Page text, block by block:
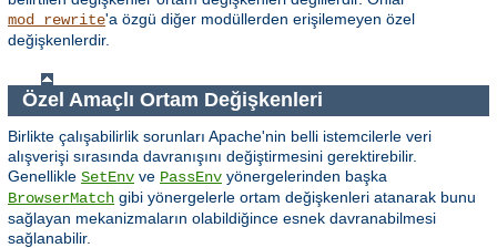
mod_rewrite'a özgü diğer modüllerden erişilemeyen özel
değişkenlerdir.
Özel Amaçlı Ortam Değişkenleri
Birlikte çalışabilirlik sorunları Apache'nin belli istemcilerle veri
alışverişi sırasında davranışını değiştirmesini gerektirebilir.
Genellikle SetEnv ve PassEnv yönergelerinden başka
BrowserMatch gibi yönergelerle ortam değişkenleri atanarak bunu
sağlayan mekanizmaların olabildiğince esnek davranabilmesi
sağlanabilir.